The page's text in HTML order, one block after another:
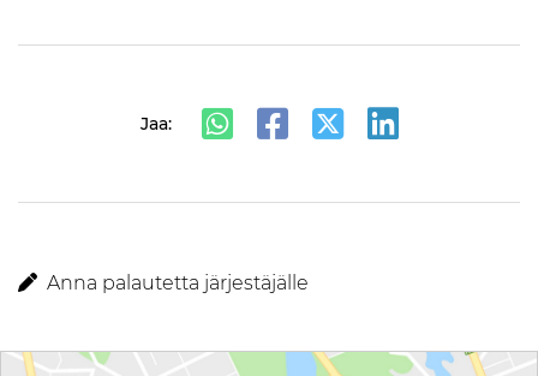
Jaa:
Anna palautetta järjestäjälle